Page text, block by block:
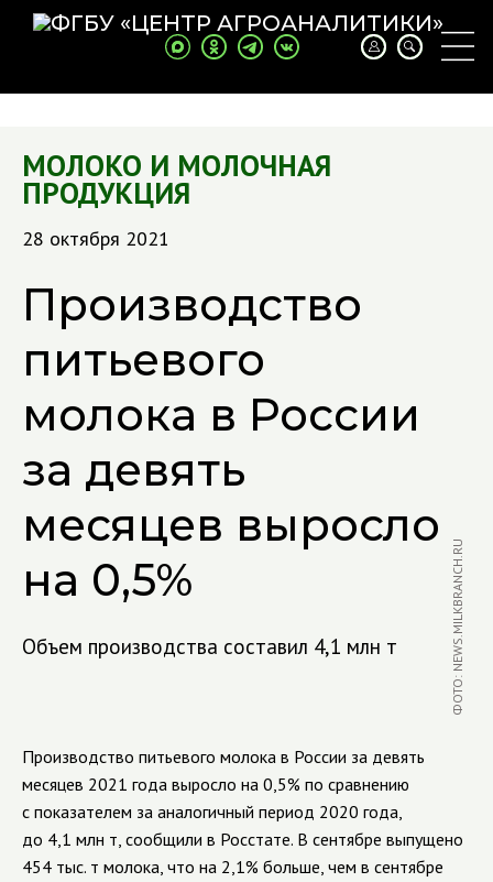
МОЛОКО И МОЛОЧНАЯ
ПРОДУКЦИЯ
28 октября 2021
Производство
питьевого
молока в России
за девять
месяцев выросло
на 0,5%
Объем производства составил 4,1 млн т ФОТО: NEWS.MILKBRANCH.RU
Производство питьевого молока в России за девять
месяцев 2021 года выросло на 0,5% по сравнению
с показателем за аналогичный период 2020 года,
до 4,1 млн т, сообщили в Росстате. В сентябре выпущено
454 тыс. т молока, что на 2,1% больше, чем в сентябре